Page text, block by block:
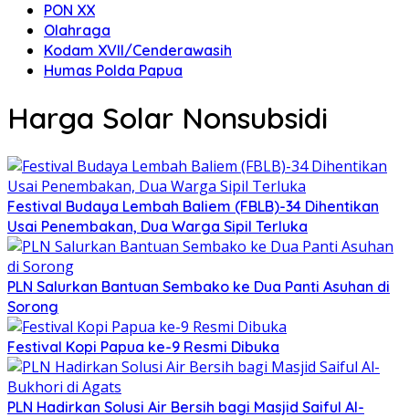
PON XX
Olahraga
Kodam XVII/Cenderawasih
Humas Polda Papua
Harga Solar Nonsubsidi
Festival Budaya Lembah Baliem (FBLB)-34 Dihentikan
Usai Penembakan, Dua Warga Sipil Terluka
PLN Salurkan Bantuan Sembako ke Dua Panti Asuhan di
Sorong
Festival Kopi Papua ke-9 Resmi Dibuka
PLN Hadirkan Solusi Air Bersih bagi Masjid Saiful Al-